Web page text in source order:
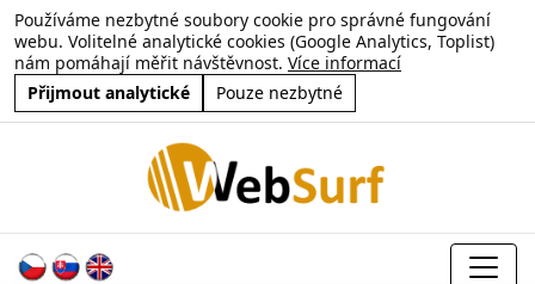
Používáme nezbytné soubory cookie pro správné fungování
webu. Volitelné analytické cookies (Google Analytics, Toplist)
nám pomáhají měřit návštěvnost. Více informací
Přijmout analytické
Pouze nezbytné